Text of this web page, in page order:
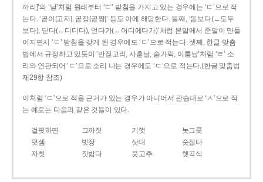
까리]’의 ‘낟’처럼 원래부터 ‘ㄷ’ 받침을 가지고 있는 경우에는 ‘ㄷ’으로 적
는다. ‘곧이[고지], 곧장[곧짱]’ 등도 이에 해당한다. 둘째, ‘돋보다(←도두
보다), 딛다(←디디다), 얻다가(←어디에다가)’처럼 본말에서 준말이 만들
어지면서 ‘ㄷ’ 받침을 갖게 된 경우에도 ‘ㄷ’으로 적는다. 셋째, 한글 맞춤
법에서 규정하고 있듯이 ‘반짇고리, 사흗날, 숟가락, 이튿날’처럼 ‘ㄹ’ 소
리와 연관되어 ‘ㄷ’으로 소리 나는 경우에도 ‘ㄷ’으로 적는다.(한글 맞춤법
제29항 참조)
이처럼 ‘ㄷ’으로 적을 근거가 있는 경우가 아니어서 관습대로 ‘ㅅ’으로 적
는 예로는 다음과 같은 것들이 있다.
걸핏하면 그까짓 기껏
놋그릇
덧셈
빗장 삿대
숫접다
자칫
짓밟다 풋고추 햇곡식